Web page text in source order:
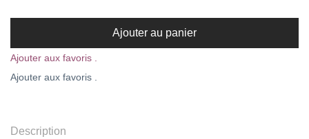
Ajouter au panier
Ajouter aux favoris .
Ajouter aux favoris .
Description